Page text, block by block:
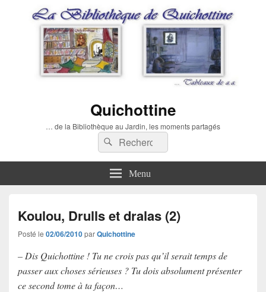
Quichottine
… de la Bibliothèque au Jardin, les moments partagés
Recherche :
Rechercher
Menu
Koulou, Drulls et dralas (2)
Posté le 02/06/2010parQuichottine
– Dis Quichottine ! Tu ne crois pas qu’il serait temps de
passer aux choses sérieuses ? Tu dois absolument présenter
ce second tome à ta façon…